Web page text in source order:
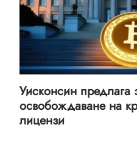
Уисконсин предлага
освобождаване на
лицензи